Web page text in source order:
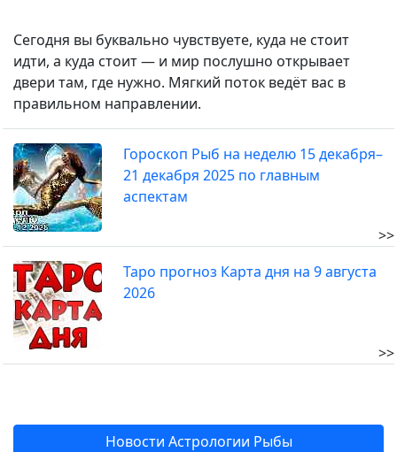
Сегодня вы буквально чувствуете, куда не стоит
идти, а куда стоит — и мир послушно открывает
двери там, где нужно. Мягкий поток ведёт вас в
правильном направлении.
Гороскоп Рыб на неделю 15 декабря–
21 декабря 2025 по главным
аспектам
>>
Таро прогноз Карта дня на 9 августа
2026
>>
Новости Астрологии Рыбы